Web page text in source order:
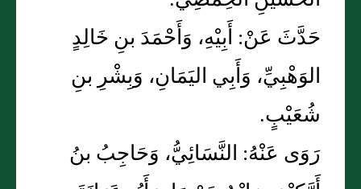
حَدَّثَ عَنْ: أَبِيْهِ، وَأَحْمَدَ بنِ خَالِدٍ
الوَهْبِيِّ، وَأَبِي اليَمَانِ، وَبِشْرِ بنِ
شُعَيْبٍ.
رَوَى عَنْهُ: النَّسَائِيُّ، وَحَاجِبُ بنُ